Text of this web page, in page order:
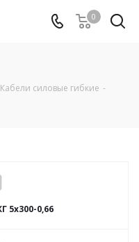
0
Кабели силовые гибкие -
5x300-0,66